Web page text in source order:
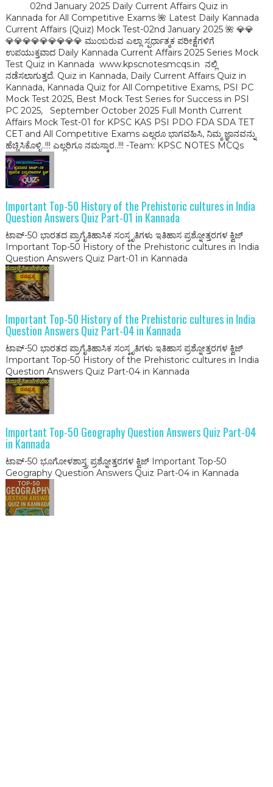
02nd January 2025 Daily Current Affairs Quiz in
Kannada for All Competitive Exams 🌺 Latest Daily Kannada
Current Affairs (Quiz) Mock Test-02nd January 2025 🌺 💎💎
💎💎💎💎💎💎💎💎💎 ಮುಂಬರುವ ಎಲ್ಲಾ ಸ್ಪರ್ಧಾತ್ಮಕ ಪರೀಕ್ಷೆಗಳಿಗೆ
ಉಪಯುಕ್ತವಾದ Daily Kannada Current Affairs 2025 Series Mock
Test Quiz in Kannada www.kpscnotesmcqs.in ನಲ್ಲಿ
ನಡೆಸಲಾಗುತ್ತದೆ‌. Quiz in Kannada, Daily Current Affairs Quiz in
Kannada, Kannada Quiz for All Competitive Exams, PSI PC
Mock Test 2025, Best Mock Test Series for Success in PSI
PC 2025, September October 2025 Full Month Current
Affairs Mock Test-01 for KPSC KAS PSI PDO FDA SDA TET
CET and All Competitive Exams ಎಲ್ಲರೂ ಭಾಗವಹಿಸಿ, ನಿಮ್ಮ ಜ್ಞಾನವನ್ನು
ಹೆಚ್ಚಿಸಿಕೊಳ್ಳಿ..!!! ಎಲ್ಲರಿಗೂ ನಮಸ್ಕಾರ..!!! -Team: KPSC NOTES MCQs
Important Top-50 History of the Prehistoric cultures in India
Question Answers Quiz Part-01 in Kannada
ಟಾಪ್-50 ಭಾರತದ ಪ್ರಾಗೈತಿಹಾಸಿಕ ಸಂಸ್ಕೃತಿಗಳು ಇತಿಹಾಸ ಪ್ರಶ್ನೋತ್ತರಗಳ ಕ್ವಿಜ್
Important Top-50 History of the Prehistoric cultures in India
Question Answers Quiz Part-01 in Kannada
Important Top-50 History of the Prehistoric cultures in India
Question Answers Quiz Part-04 in Kannada
ಟಾಪ್-50 ಭಾರತದ ಪ್ರಾಗೈತಿಹಾಸಿಕ ಸಂಸ್ಕೃತಿಗಳು ಇತಿಹಾಸ ಪ್ರಶ್ನೋತ್ತರಗಳ ಕ್ವಿಜ್
Important Top-50 History of the Prehistoric cultures in India
Question Answers Quiz Part-04 in Kannada
Important Top-50 Geography Question Answers Quiz Part-04
in Kannada
ಟಾಪ್-50 ಭೂಗೋಳಶಾಸ್ತ್ರ ಪ್ರಶ್ನೋತ್ತರಗಳ ಕ್ವಿಜ್ Important Top-50
Geography Question Answers Quiz Part-04 in Kannada